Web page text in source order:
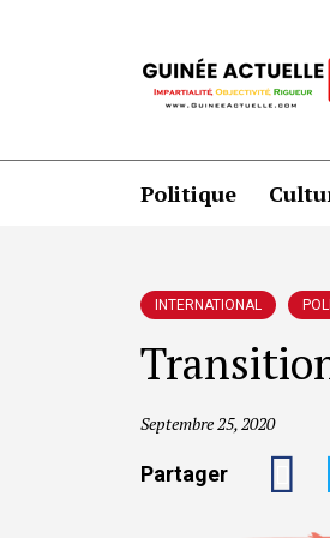
Politique
INTERNATIONAL
Septembre 25, 2020
Partager